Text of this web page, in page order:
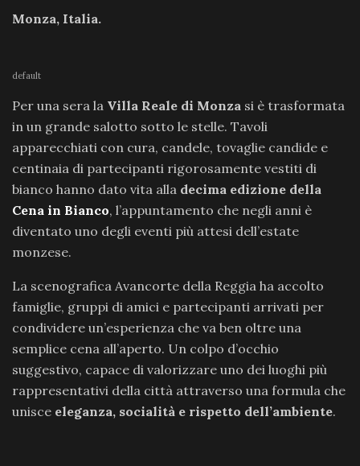
Monza, Italia.
default
Per una sera la Villa Reale di Monza si è trasformata
in un grande salotto sotto le stelle. Tavoli
apparecchiati con cura, candele, tovaglie candide e
centinaia di partecipanti rigorosamente vestiti di
bianco hanno dato vita alla decima edizione della
Cena in Bianco, l’appuntamento che negli anni è
diventato uno degli eventi più attesi dell’estate
monzese.
La scenografica Avancorte della Reggia ha accolto
famiglie, gruppi di amici e partecipanti arrivati per
condividere un’esperienza che va ben oltre una
semplice cena all’aperto. Un colpo d’occhio
suggestivo, capace di valorizzare uno dei luoghi più
rappresentativi della città attraverso una formula che
unisce eleganza, socialità e rispetto dell’ambiente.